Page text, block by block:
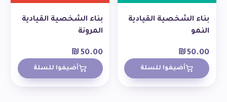
بناء الشخصية القيادية
النمو
₪50.00
أضيفوا للسلة
بناء الشخصية القيادية
المرونة
₪ 50.00
أضيفوا للسلة